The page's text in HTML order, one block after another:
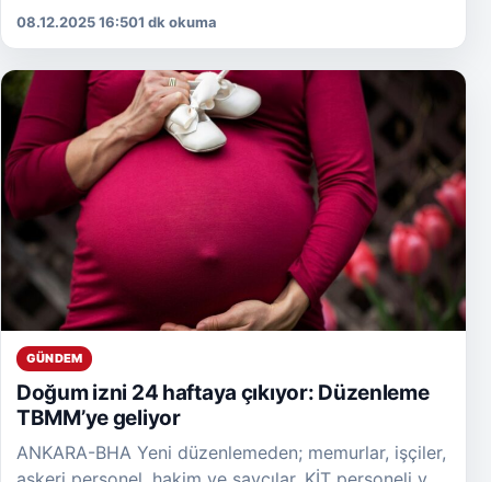
08.12.2025 16:501 dk okuma
GÜNDEM
Doğum izni 24 haftaya çıkıyor: Düzenleme
TBMM’ye geliyor
ANKARA-BHA Yeni düzenlemeden; memurlar, işçiler,